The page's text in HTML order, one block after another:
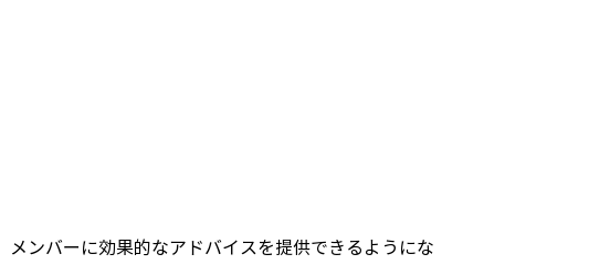
ンバーに効果的なアドバイスを提供できるようにな